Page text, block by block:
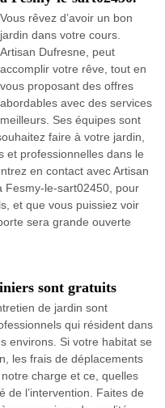
Vous rêvez d’avoir un bon
jardin dans votre cours.
Artisan Dufresne, peut
accomplir votre rêve, tout en
vous proposant des offres
abordables avec des services
meilleurs. Ses équipes sont
faire à votre jardin,
et professionnelles dans le
en contact avec Artisan
Fesmy-le-sart02450, pour
et que vous puissiez voir
sera grande ouverte
sont gratuits
de jardin sont
qui résident dans
environs. Si votre habitat se
les frais de déplacements
charge et ce, quelles
de l’intervention. Faites de